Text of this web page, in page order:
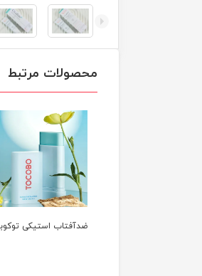
محصولات مرتبط
ضدآفتاب کزارکس اصلی